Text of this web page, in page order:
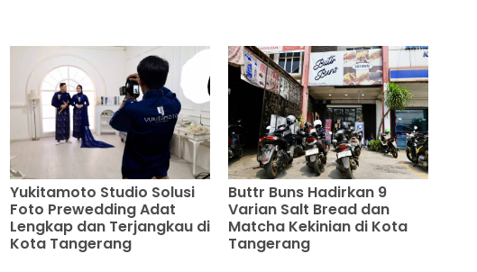
Yukitamoto Studio Solusi
Foto Prewedding Adat
Lengkap dan Terjangkau di
Kota Tangerang
Buttr Buns Hadirkan 9
Varian Salt Bread dan
Matcha Kekinian di Kota
Tangerang